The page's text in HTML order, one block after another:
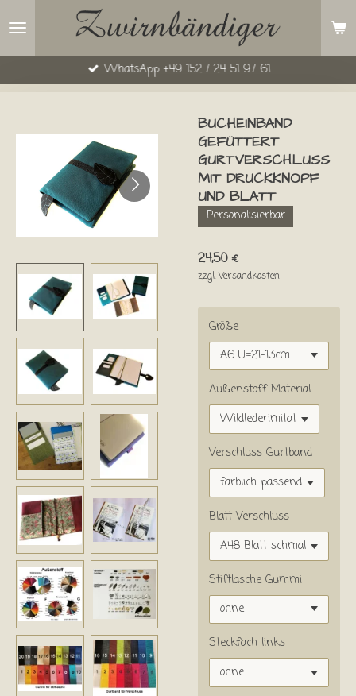
Hauptinhalt
WhatsApp +49 152 / 24 51 97 61
BUCHEINBAND
GEFÜTTERT
GURTVERSCHLUSS
MIT DRUCKKNOPF
UND BLATT
Personalisierbar
24,50 €
zzgl.Versandkosten
Größe
Außenstoff Material
Verschluss Gurtband
Blatt Verschluss
Stiftlasche Gummi
Steckfach links